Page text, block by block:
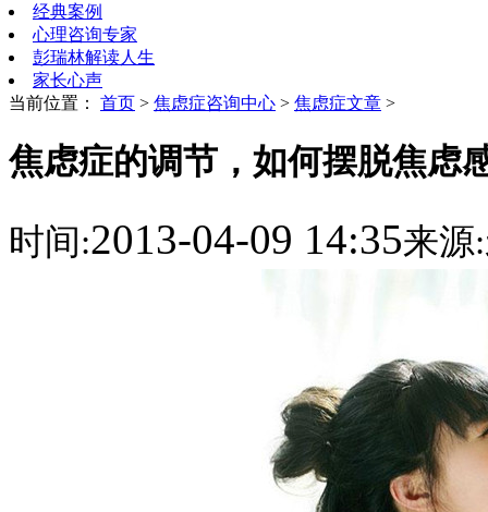
经典案例
心理咨询专家
彭瑞林解读人生
家长心声
当前位置： 首页 > 焦虑症咨询中心 > 焦虑症文章 >
焦虑症的调节，如何摆脱焦虑
时间:2013-04-09 14:35来源: